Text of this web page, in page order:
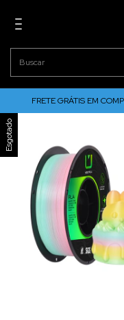
FRETE GRÁTIS EM
Esgotado